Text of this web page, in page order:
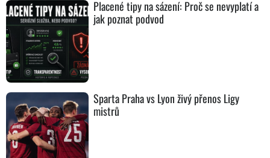
Placené tipy na sázení: Proč se nevyplatí a
jak poznat podvod
Sparta Praha vs Lyon živý přenos Ligy
mistrů